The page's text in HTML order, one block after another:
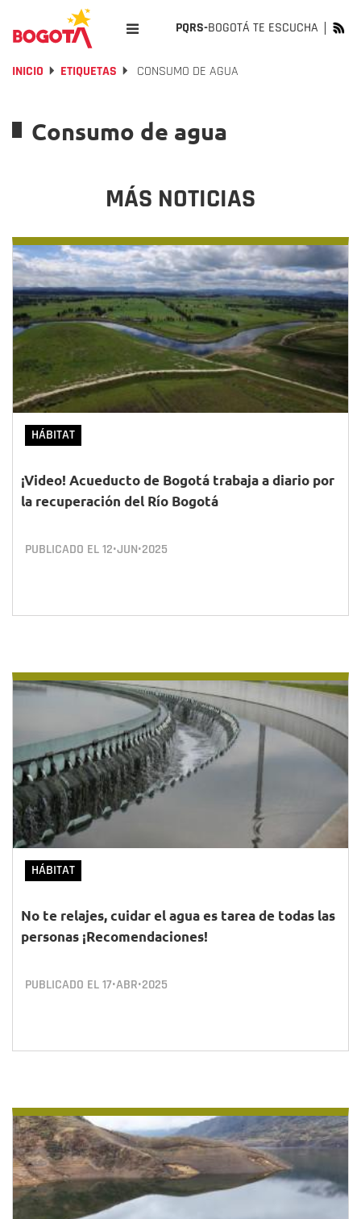
PQRS-BOGOTÁ TE ESCUCHA
INICIO ETIQUETAS CONSUMO DE AGUA
Consumo de agua
MÁS NOTICIAS
HÁBITAT
¡Video! Acueducto de Bogotá trabaja a diario por
la recuperación del Río Bogotá
PUBLICADO EL12•JUN•2025
HÁBITAT
No te relajes, cuidar el agua es tarea de todas las
personas ¡Recomendaciones!
PUBLICADO EL17•ABR•2025